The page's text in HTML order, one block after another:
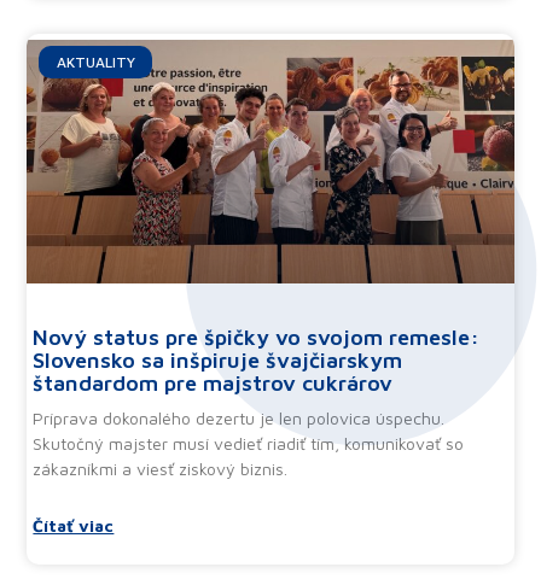
AKTUALITY
Nový status pre špičky vo svojom remesle:
Slovensko sa inšpiruje švajčiarskym
štandardom pre majstrov cukrárov
Príprava dokonalého dezertu je len polovica úspechu.
Skutočný majster musí vedieť riadiť tím, komunikovať so
zákazníkmi a viesť ziskový biznis.
Čítať viac